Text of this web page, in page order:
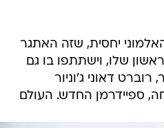
יחסית, שזה האתגר
שלו, וישתתפו בו גם
רוברט דאוני ג'וניור
ספיידרמן החדש. העולם